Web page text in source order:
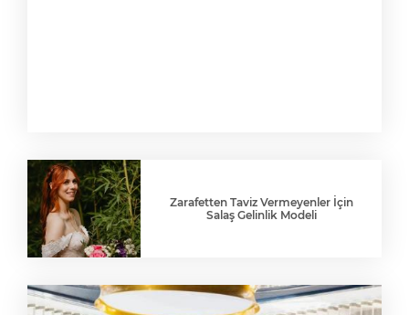
Zarafetten Taviz Vermeyenler İçin
Salaş Gelinlik Modeli